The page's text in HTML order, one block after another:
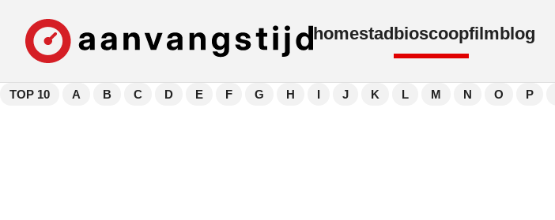
homestadbioscoopfilmblog
TOP 10 A B C D E F G H I J K L M N O P